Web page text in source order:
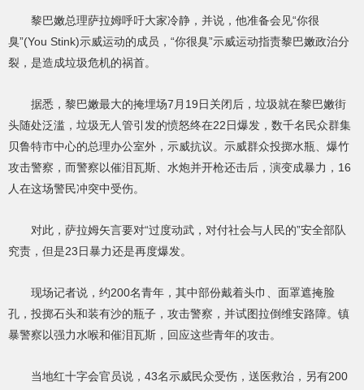
黎巴嫩总理萨拉姆呼吁大家冷静，并说，他准备会见“你很
臭”(You Stink)示威运动的成员，“你很臭”示威运动指责黎巴嫩政治分
裂，是造成垃圾危机的祸首。
据悉，黎巴嫩最大的掩埋场7月19日关闭后，垃圾就在黎巴嫩街
头随处泛滥，垃圾无人管引发的愤怒终在22日爆发，数千名民众群集
贝鲁特市中心的总理办公室外，示威抗议。示威群众投掷水瓶、爆竹
攻击警察，而警察以催泪瓦斯、水炮并开枪还击后，演变成暴力，16
人在这场警民冲突中受伤。
对此，萨拉姆矢言要对“过度动武，对付社会与人民的”安全部队
究责，但是23日暴力还是再度爆发。
现场记者说，约200名青年，其中部份戴着头巾、面罩遮掩脸
孔，投掷石头和装有沙的瓶子，攻击警察，并试图拉倒维安路障。镇
暴警察以强力水喉和催泪瓦斯，回应这些青年的攻击。
当地红十字会官员说，43名示威民众受伤，送医救治，另有200